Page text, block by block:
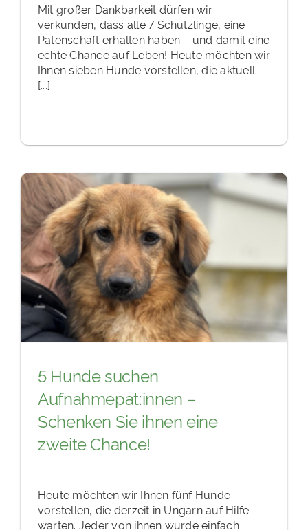
Mit großer Dankbarkeit dürfen wir
verkünden, dass alle 7 Schützlinge, eine
Patenschaft erhalten haben – und damit eine
echte Chance auf Leben! Heute möchten wir
Ihnen sieben Hunde vorstellen, die aktuell
[...]
5 Hunde suchen
Aufnahmepat:innen –
Schenken Sie ihnen eine
zweite Chance!
Heute möchten wir Ihnen fünf Hunde
vorstellen, die derzeit in Ungarn auf Hilfe
warten. Jeder von ihnen wurde einfach